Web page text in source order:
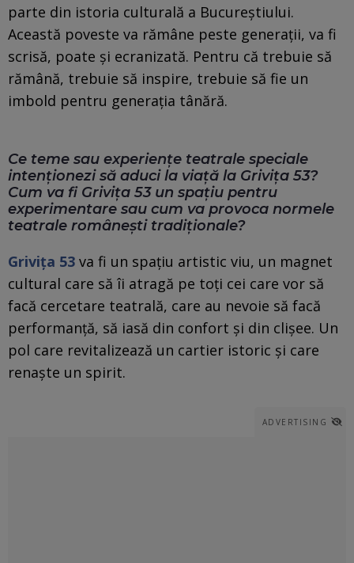
parte din istoria culturală a Bucureștiului.
Această poveste va rămâne peste generații, va fi
scrisă, poate și ecranizată. Pentru că trebuie să
rămână, trebuie să inspire, trebuie să fie un
imbold pentru generația tânără.
Ce teme sau experiențe teatrale speciale
intenționezi să aduci la viață la Grivița 53?
Cum va fi Grivița 53 un spațiu pentru
experimentare sau cum va provoca normele
teatrale românești tradiționale?
Grivița 53 va fi un spațiu artistic viu, un magnet
cultural care să îi atragă pe toți cei care vor să
facă cercetare teatrală, care au nevoie să facă
performanță, să iasă din confort și din clișee. Un
pol care revitalizează un cartier istoric și care
renaște un spirit.
ADVERTISING